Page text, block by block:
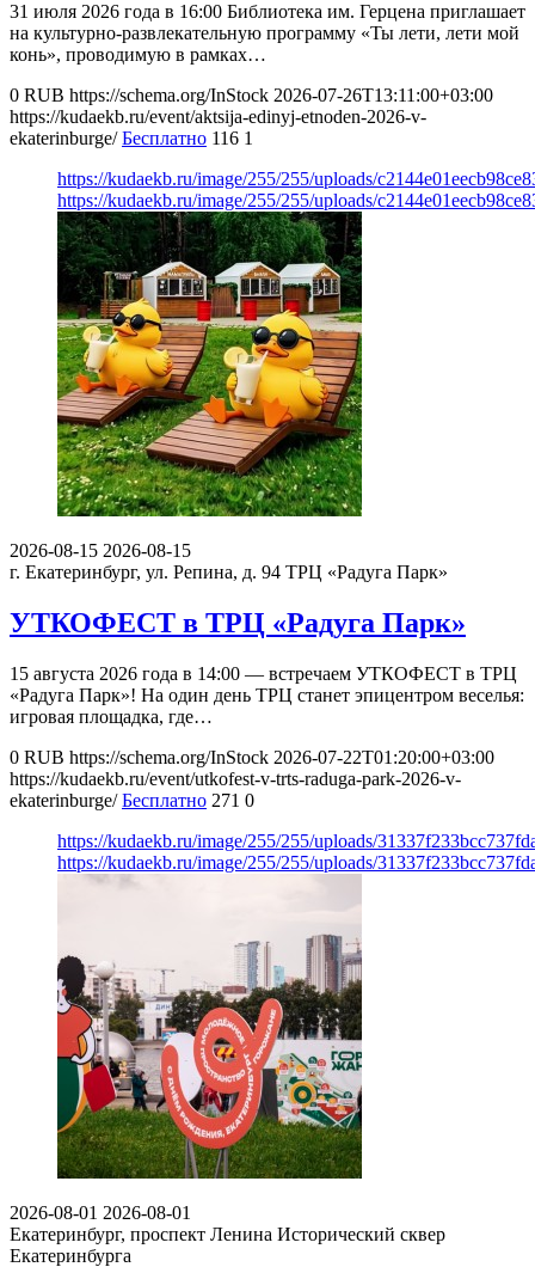
31 июля 2026 года в 16:00 Библиотека им. Герцена приглашает
на культурно-развлекательную программу «Ты лети, лети мой
конь», проводимую в рамках…
0 RUB https://schema.org/InStock 2026-07-26T13:11:00+03:00
https://kudaekb.ru/event/aktsija-edinyj-etnoden-2026-v-
ekaterinburge/ Бесплатно 116 1
https://kudaekb.ru/image/255/255/uploads/
https://kudaekb.ru/image/255/255/uploads/
2026-08-15 2026-08-15
г. Екатеринбург, ул. Репина, д. 94 ТРЦ «Радуга Парк»
УТКОФЕСТ в ТРЦ «Радуга Парк»
15 августа 2026 года в 14:00 — встречаем УТКОФЕСТ в ТРЦ
«Радуга Парк»! На один день ТРЦ станет эпицентром веселья:
игровая площадка, где…
0 RUB https://schema.org/InStock 2026-07-22T01:20:00+03:00
https://kudaekb.ru/event/utkofest-v-trts-raduga-park-2026-v-
ekaterinburge/ Бесплатно 271 0
https://kudaekb.ru/image/255/255/uploads/
https://kudaekb.ru/image/255/255/uploads/
2026-08-01 2026-08-01
Екатеринбург, проспект Ленина Исторический сквер
Екатеринбурга